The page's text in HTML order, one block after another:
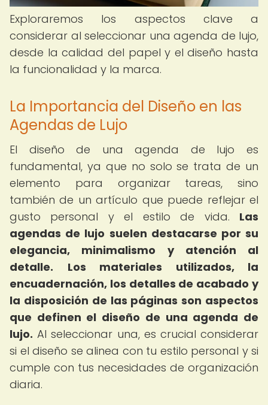
Exploraremos los aspectos clave a
considerar al seleccionar una agenda de lujo,
desde la calidad del papel y el diseño hasta
la funcionalidad y la marca.
La Importancia del Diseño en las
Agendas de Lujo
El diseño de una agenda de lujo es
fundamental, ya que no solo se trata de un
elemento para organizar tareas, sino
también de un artículo que puede reflejar el
gusto personal y el estilo de vida. Las
agendas de lujo suelen destacarse por su
elegancia, minimalismo y atención al
detalle.
Los materiales utilizados, la
encuadernación, los detalles de acabado y
la disposición de las páginas son aspectos
que definen el diseño de una agenda de
lujo. Al seleccionar una, es crucial considerar
si el diseño se alinea con tu estilo personal y si
cumple con tus necesidades de organización
diaria.